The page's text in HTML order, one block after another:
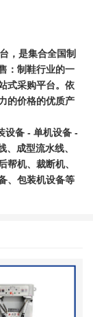
，是集合全国制
：制鞋行业的一
式采购平台。依
的价格的优质产
设备 - 单机设备 -
成型流水线、
帮机、裁断机、
、包装机设备等